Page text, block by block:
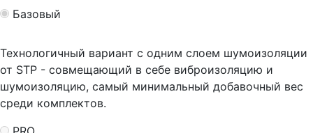
Базовый
Технологичный вариант с одним слоем шумоизоляции
от STP - совмещающий в себе виброизоляцию и
шумоизоляцию, самый минимальный добавочный вес
среди комплектов.